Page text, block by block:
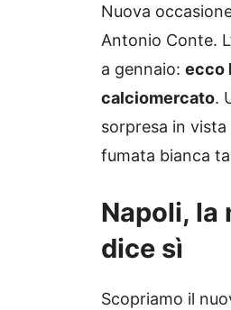
Nuova
Antonio Conte.
a gennaio: ecco
calciomercato.
sorpresa in
fumata bianca
Napoli, la
dice sì
Scopriamo il